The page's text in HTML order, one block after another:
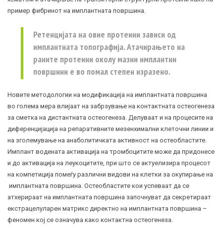
пример фибринот на имплантната површина.
Ретенцијата на овие протеини зависи од
имплантната топографија. Атачирањето на
раните протеини околу мазни имплантни
површини е во помал степен изразено.
Новите методологии на модификација на имплантната површина
во голема мера влијаат на забрзување на контактната остеогенеза
за сметка на дистантната остеогенеза. Делуваат и на процесите на
диференцијација на репаративните мезенхимални клеточни линии и
на зголемување на анаболитичката активност на остеобластите.
Имплант водената активација на тромбоцитите може да придонесе
и до активација на леукоцитите, при што се актуелизира процесот
на компетиција помеѓу различни видови на клетки за окупирање на
имплантната површина. Остеобластите кои успеваат да се
атхерираат на имплантната површина започнуват да секретираат
екстрацелуларен матрикс директно на имплантната површина –
феномен кој се означува како контактна остеогенеза.